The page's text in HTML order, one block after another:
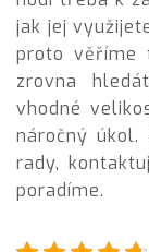
jak jej
proto věříme
zrovna
vhodné
náročný
rady,
poradíme.